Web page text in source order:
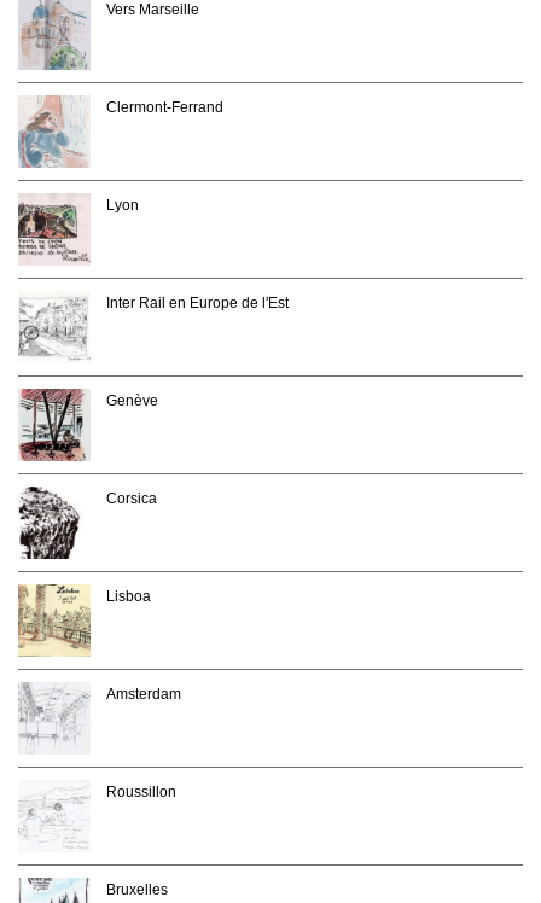
Vers Marseille
Clermont-Ferrand
Lyon
Inter Rail en Europe de l'Est
Genève
Corsica
Lisboa
Amsterdam
Roussillon
Bruxelles